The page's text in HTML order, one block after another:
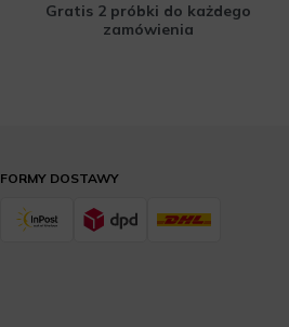
Gratis 2 próbki do każdego
zamówienia
FORMY DOSTAWY